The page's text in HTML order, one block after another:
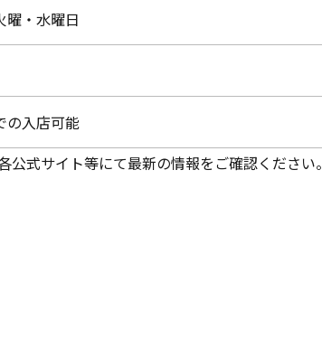
曜・水曜日
の入店可能
式サイト等にて最新の情報をご確認ください。